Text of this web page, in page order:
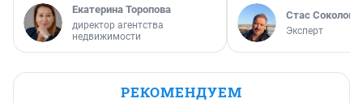
Екатерина Торопова
директор агентства
недвижимости
Стас Соколов
Эксперт
РЕКОМЕНДУЕМ